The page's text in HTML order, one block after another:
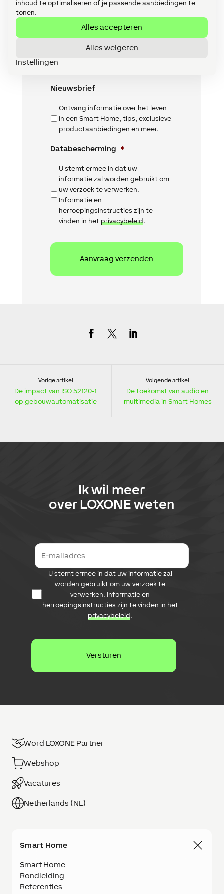
inhoud te optimaliseren of je passende aanbiedingen te
tonen.
Alles accepteren
Alles weigeren
Instellingen
Nieuwsbrief
Ontvang informatie over het leven
in een Smart Home, tips, exclusieve
productaanbiedingen en meer.
Databescherming *
U stemt ermee in dat uw
informatie zal worden gebruikt om
uw verzoek te verwerken.
Informatie en
herroepingsinstructies zijn te
vinden in het privacybeleid.
Vorige artikel
De impact van ISO 52120-1
op gebouwautomatisatie
Volgende artikel
De toekomst van audio en
multimedia in Smart Homes
Ik wil meer
overLOXONEweten
a
i
l
r
s
D
a
t
b
e
e
m
U stemt ermee in dat uw informatie zal
worden gebruikt om uw verzoek te
verwerken. Informatie en
herroepingsinstructies zijn te vinden in het
privacybeleid.
Word LOXONE Partner
Webshop
Vacatures
Netherlands (NL)
Smart Home
Smart Home
Rondleiding
Referenties